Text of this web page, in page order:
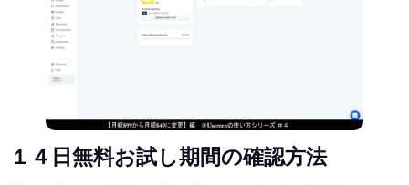
１４日無料お試し期間の確認方法